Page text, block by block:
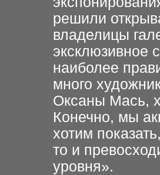
решили
владелицы
эксклюзивное
наиболее
много
Оксаны Мась,
Конечно, мы
хотим
то и
уровня».